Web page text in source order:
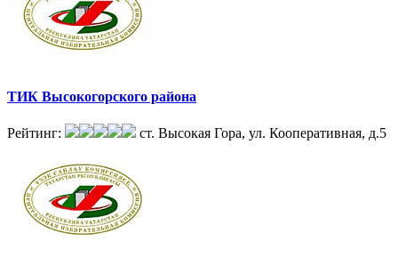
ТИК Высокогорского района
Рейтинг: ст. Высокая Гора, ул. Кооперативная, д.5